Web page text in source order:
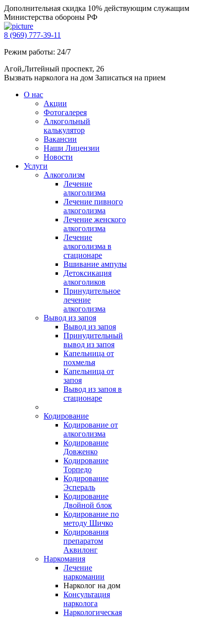
Дополнительная скидка 10% действующим служащим
Министерства обороны РФ
8 (969) 777-39-11
Режим работы: 24/7
Агой,Литейный проспект, 26
Вызвать нарколога на дом Записаться на прием
О нас
Акции
Фотогалерея
Алкогольный
калькулятор
Вакансии
Наши Лицензии
Новости
Услуги
Алкоголизм
Лечение
алкоголизма
Лечение пивного
алкоголизма
Лечение женского
алкоголизма
Лечение
алкоголизма в
стационаре
Вшивание ампулы
Детоксикация
алкоголиков
Принудительное
лечение
алкоголизма
Вывод из запоя
Вывод из запоя
Принудительный
вывод из запоя
Капельница от
похмелья
Капельница от
запоя
Вывод из запоя в
стационаре
Кодирование
Кодирование от
алкоголизма
Кодирование
Довженко
Кодирование
Торпедо
Кодирование
Эспераль
Кодирование
Двойной блок
Кодирование по
методу Шичко
Кодирования
препаратом
Аквилонг
Наркомания
Лечение
наркомании
Нарколог на дом
Консультация
нарколога
Наркологическая